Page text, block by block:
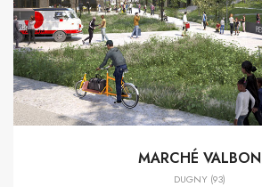
MARCHÉ VALBON
DUGNY (93)